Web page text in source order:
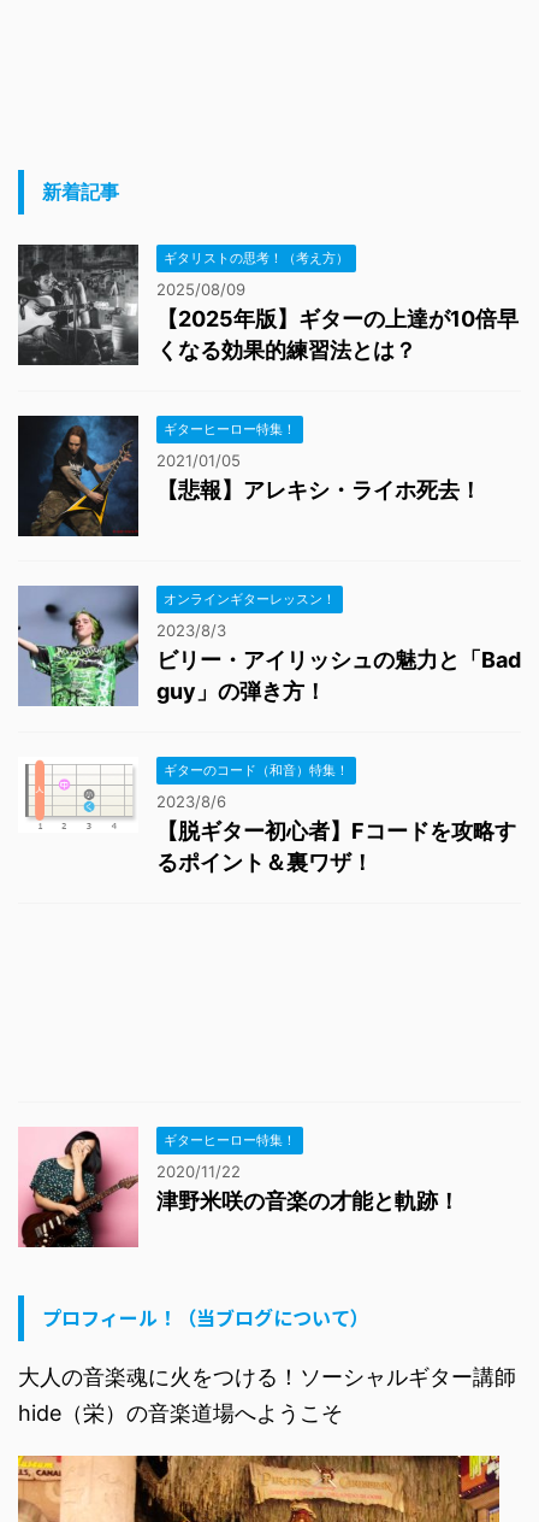
新着記事
ギタリストの思考！（考え方）
2025/08/09
【2025年版】ギターの上達が10倍早
くなる効果的練習法とは？
ギターヒーロー特集！
2021/01/05
【悲報】アレキシ・ライホ死去！
オンラインギターレッスン！
2023/8/3
ビリー・アイリッシュの魅力と「Bad
guy」の弾き方！
ギターのコード（和音）特集！
2023/8/6
【脱ギター初心者】Fコードを攻略す
るポイント＆裏ワザ！
ギターヒーロー特集！
2020/11/22
津野米咲の音楽の才能と軌跡！
プロフィール！（当ブログについて）
大人の音楽魂に火をつける！ソーシャルギター講師
hide（栄）の音楽道場へようこそ